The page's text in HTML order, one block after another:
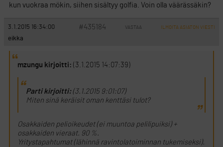
kun vuokraa mökin, siihen sisältyy golfia. Voin olla väärässäkin?
3.1.2015 16:34:00 #435184 VASTAA ILMOITA ASIATON VIESTI
eikka
mzungu kirjoitti: (3.1.2015 14:07:39)
Parti kirjoitti:(3.1.2015 9:01:07)
Miten sinä keräisit oman kenttäsi tulot?
Osakkaiden pelioikeudet (ei muuntoa pelilipuiksi) +
osakkaiden vieraat. 90 %.
Yritystapahtumat (lähinnä ravintolatoiminnan tukemiseksi).